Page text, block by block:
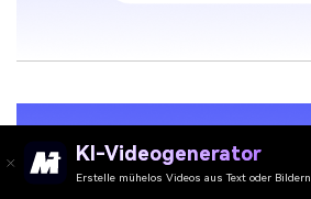
KI-Videogenerator
Erstelle mühelos Videos aus Text oder Bildern